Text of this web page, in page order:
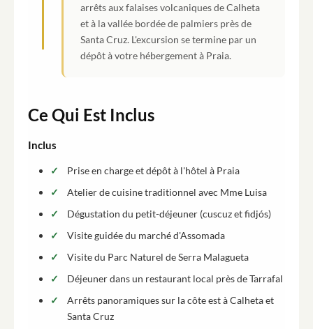
arrêts aux falaises volcaniques de Calheta
et à la vallée bordée de palmiers près de
Santa Cruz. L'excursion se termine par un
dépôt à votre hébergement à Praia.
Ce Qui Est Inclus
Inclus
Prise en charge et dépôt à l'hôtel à Praia
Atelier de cuisine traditionnel avec Mme Luisa
Dégustation du petit-déjeuner (cuscuz et fidjós)
Visite guidée du marché d'Assomada
Visite du Parc Naturel de Serra Malagueta
Déjeuner dans un restaurant local près de Tarrafal
Arrêts panoramiques sur la côte est à Calheta et
Santa Cruz